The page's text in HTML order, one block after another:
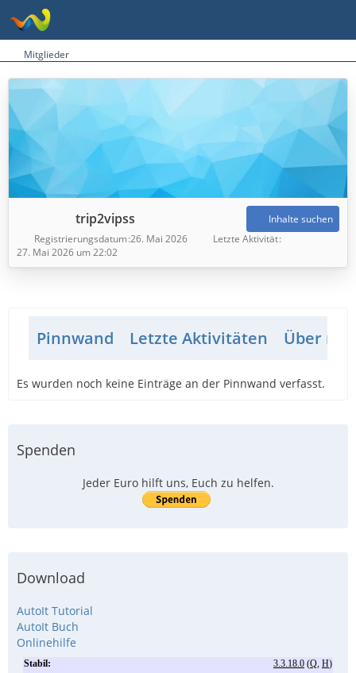
Mitglieder
trip2vipss
Inhalte suchen
Registrierungsdatum 26. Mai 2026
Letzte Aktivität
27. Mai 2026 um 22:02
Pinnwand Letzte Aktivitäten Über
Es wurden noch keine Einträge an der Pinnwand verfasst.
Spenden
Jeder Euro hilft uns, Euch zu helfen.
Download
AutoIt Tutorial
AutoIt Buch
Onlinehilfe